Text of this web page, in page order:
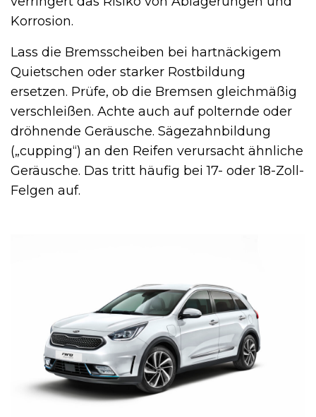
Korrosion.
Lass die Bremsscheiben bei hartnäckigem
Quietschen oder starker Rostbildung
ersetzen. Prüfe, ob die Bremsen gleichmäßig
verschleißen. Achte auch auf polternde oder
dröhnende Geräusche. Sägezahnbildung
(„cupping“) an den Reifen verursacht ähnliche
Geräusche. Das tritt häufig bei 17- oder 18-Zoll-
Felgen auf.